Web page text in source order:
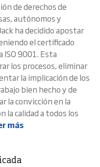
de derechos de
autónomos y
ha decidido apostar
el certificado
ISO 9001. Esta
los procesos, eliminar
la implicación de los
bien hecho y de
la convicción en la
la calidad a todos los
más